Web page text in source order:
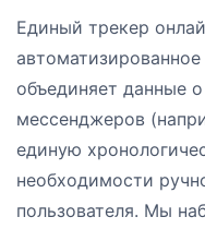
Единый трекер
объединяет данные
мессенджеров
единую
необходимости
пользователя. Мы